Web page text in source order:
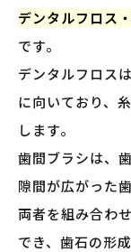
デンタルフロス
です。
デンタルフロス
に向いており、
します。
歯間ブラシは、
隙間が広がった
両者を組み合わ
でき、歯石の形